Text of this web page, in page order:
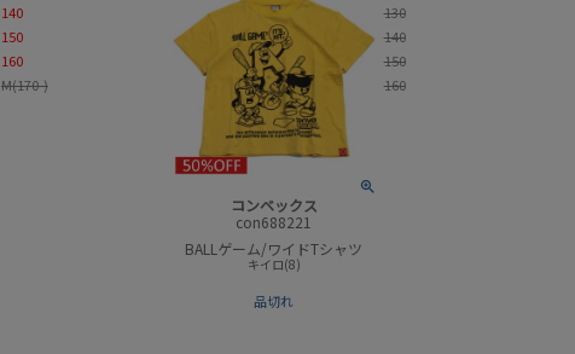
140
150
160
M(170-)
コンベックス
con688221
BALLゲーム/ワイドTシャツ
キイロ(8)
品切れ
130
140
150
160